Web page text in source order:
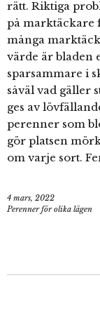
rätt. Riktiga
på marktäckare
många
värde är bladen
sparsammare i
såväl vad gäller
ges av
perenner som
gör platsen
om varje sort.
4 mars, 2022
Perenner för olika lägen